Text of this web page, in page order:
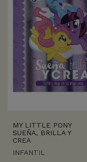
MY LITTLE PONY
SUEÑA, BRILLA Y
CREA
INFANTIL